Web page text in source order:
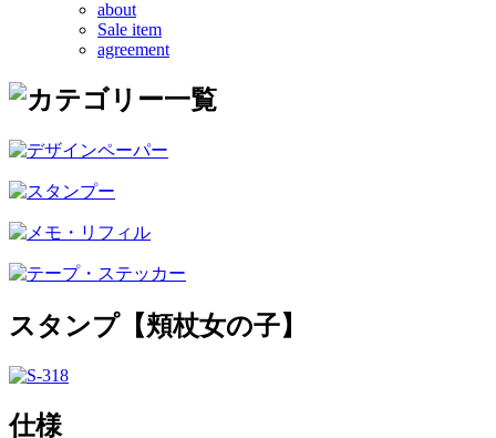
about
Sale item
agreement
スタンプ【頬杖女の子】
仕様